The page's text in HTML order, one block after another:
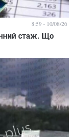
стаж. Що
8:59 - 10/08/26